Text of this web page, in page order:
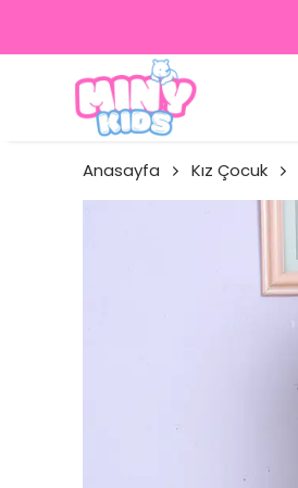
Anasayfa Kız Çocuk